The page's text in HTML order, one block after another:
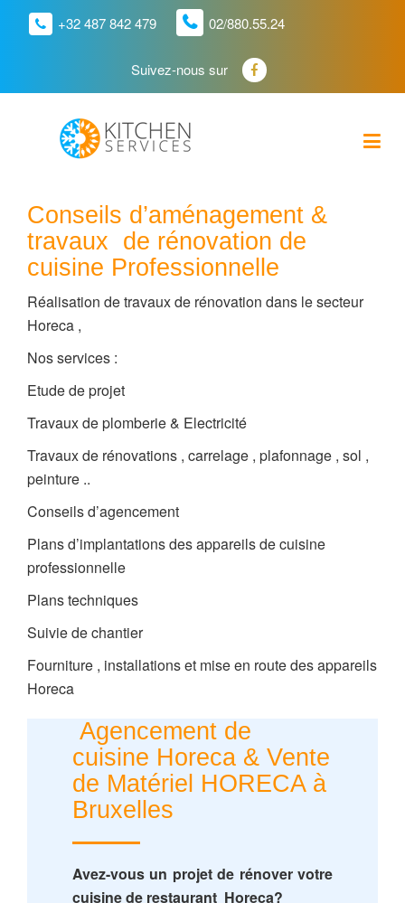
+32 487 842 479 02/880.55.24
Suivez-nous sur
Conseils d’aménagement &
travaux de rénovation de
cuisine Professionnelle
Réalisation de travaux de rénovation dans le secteur
Horeca ,
Nos services :
Etude de projet
Travaux de plomberie & Electricité
Travaux de rénovations , carrelage , plafonnage , sol ,
peinture ..
Conseils d’agencement
Plans d’implantations des appareils de cuisine
professionnelle
Plans techniques
Suivie de chantier
Fourniture , installations et mise en route des appareils
Horeca
Agencement de
cuisine Horeca & Vente
de Matériel HORECA à
Bruxelles
Avez-vous un projet de rénover votre
cuisine de restaurant Horeca?